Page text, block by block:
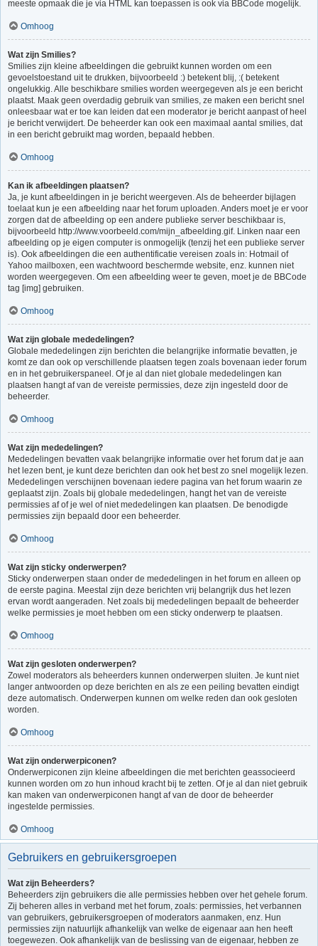
meeste opmaak die je via HTML kan toepassen is ook via BBCode mogelijk.
Omhoog
Wat zijn Smilies?
Smilies zijn kleine afbeeldingen die gebruikt kunnen worden om een
gevoelstoestand uit te drukken, bijvoorbeeld :) betekent blij, :( betekent
ongelukkig. Alle beschikbare smilies worden weergegeven als je een bericht
plaatst. Maak geen overdadig gebruik van smilies, ze maken een bericht snel
onleesbaar wat er toe kan leiden dat een moderator je bericht aanpast of heel
je bericht verwijdert. De beheerder kan ook een maximaal aantal smilies, dat
in een bericht gebruikt mag worden, bepaald hebben.
Omhoog
Kan ik afbeeldingen plaatsen?
Ja, je kunt afbeeldingen in je bericht weergeven. Als de beheerder bijlagen
toelaat kun je een afbeelding naar het forum uploaden. Anders moet je er voor
zorgen dat de afbeelding op een andere publieke server beschikbaar is,
bijvoorbeeld http://www.voorbeeld.com/mijn_afbeelding.gif. Linken naar een
afbeelding op je eigen computer is onmogelijk (tenzij het een publieke server
is). Ook afbeeldingen die een authentificatie vereisen zoals in: Hotmail of
Yahoo mailboxen, een wachtwoord beschermde website, enz. kunnen niet
worden weergegeven. Om een afbeelding weer te geven, moet je de BBCode
tag [img] gebruiken.
Omhoog
Wat zijn globale mededelingen?
Globale mededelingen zijn berichten die belangrijke informatie bevatten, je
komt ze dan ook op verschillende plaatsen tegen zoals bovenaan ieder forum
en in het gebruikerspaneel. Of je al dan niet globale mededelingen kan
plaatsen hangt af van de vereiste permissies, deze zijn ingesteld door de
beheerder.
Omhoog
Wat zijn mededelingen?
Mededelingen bevatten vaak belangrijke informatie over het forum dat je aan
het lezen bent, je kunt deze berichten dan ook het best zo snel mogelijk lezen.
Mededelingen verschijnen bovenaan iedere pagina van het forum waarin ze
geplaatst zijn. Zoals bij globale mededelingen, hangt het van de vereiste
permissies af of je wel of niet mededelingen kan plaatsen. De benodigde
permissies zijn bepaald door een beheerder.
Omhoog
Wat zijn sticky onderwerpen?
Sticky onderwerpen staan onder de mededelingen in het forum en alleen op
de eerste pagina. Meestal zijn deze berichten vrij belangrijk dus het lezen
ervan wordt aangeraden. Net zoals bij mededelingen bepaalt de beheerder
welke permissies je moet hebben om een sticky onderwerp te plaatsen.
Omhoog
Wat zijn gesloten onderwerpen?
Zowel moderators als beheerders kunnen onderwerpen sluiten. Je kunt niet
langer antwoorden op deze berichten en als ze een peiling bevatten eindigt
deze automatisch. Onderwerpen kunnen om welke reden dan ook gesloten
worden.
Omhoog
Wat zijn onderwerpiconen?
Onderwerpiconen zijn kleine afbeeldingen die met berichten geassocieerd
kunnen worden om zo hun inhoud kracht bij te zetten. Of je al dan niet gebruik
kan maken van onderwerpiconen hangt af van de door de beheerder
ingestelde permissies.
Omhoog
Gebruikers en gebruikersgroepen
Wat zijn Beheerders?
Beheerders zijn gebruikers die alle permissies hebben over het gehele forum.
Zij beheren alles in verband met het forum, zoals: permissies, het verbannen
van gebruikers, gebruikersgroepen of moderators aanmaken, enz. Hun
permissies zijn natuurlijk afhankelijk van welke de eigenaar aan hen heeft
toegewezen. Ook afhankelijk van de beslissing van de eigenaar, hebben ze